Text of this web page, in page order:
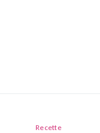
Recette